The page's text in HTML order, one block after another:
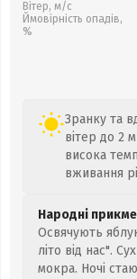
Вітер, м/с
Ймовірність опадів,
%
Зранку та
вітер до 2
висока
вживання
Народні
Освячують
літо від нас".
мокра. Ночі